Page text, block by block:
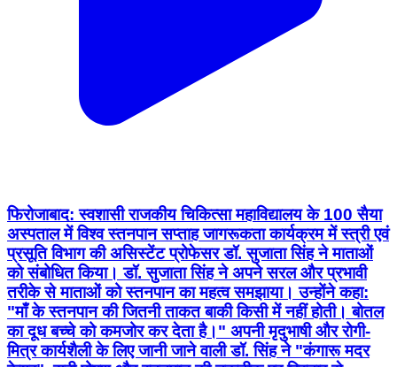
फिरोजाबाद: स्वशासी राजकीय चिकित्सा महाविद्यालय के 100 सैया
अस्पताल में विश्व स्तनपान सप्ताह जागरूकता कार्यक्रम में स्त्री एवं
प्रसूति विभाग की असिस्टेंट प्रोफेसर डॉ. सुजाता सिंह ने माताओं
को संबोधित किया। डॉ. सुजाता सिंह ने अपने सरल और प्रभावी
तरीके से माताओं को स्तनपान का महत्व समझाया। उन्होंने कहा:
"माँ के स्तनपान की जितनी ताकत बाकी किसी में नहीं होती। बोतल
का दूध बच्चे को कमजोर कर देता है।" अपनी मृदुभाषी और रोगी-
मित्र कार्यशैली के लिए जानी जाने वाली डॉ. सिंह ने "कंगारू मदर